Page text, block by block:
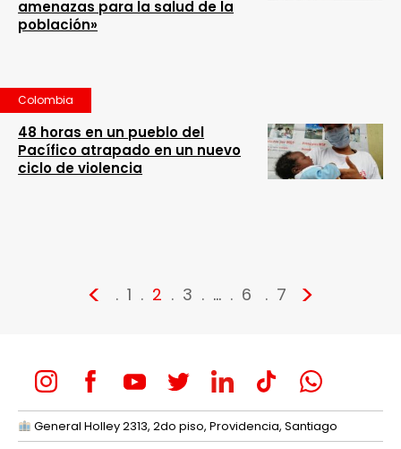
amenazas para la salud de la
población»
Colombia
48 horas en un pueblo del
Pacífico atrapado en un nuevo
ciclo de violencia
< 1 2 3 … 6 7 >
General Holley 2313, 2do piso, Providencia, Santiago